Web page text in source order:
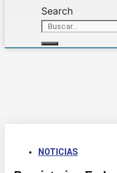
Search
NOTICIAS